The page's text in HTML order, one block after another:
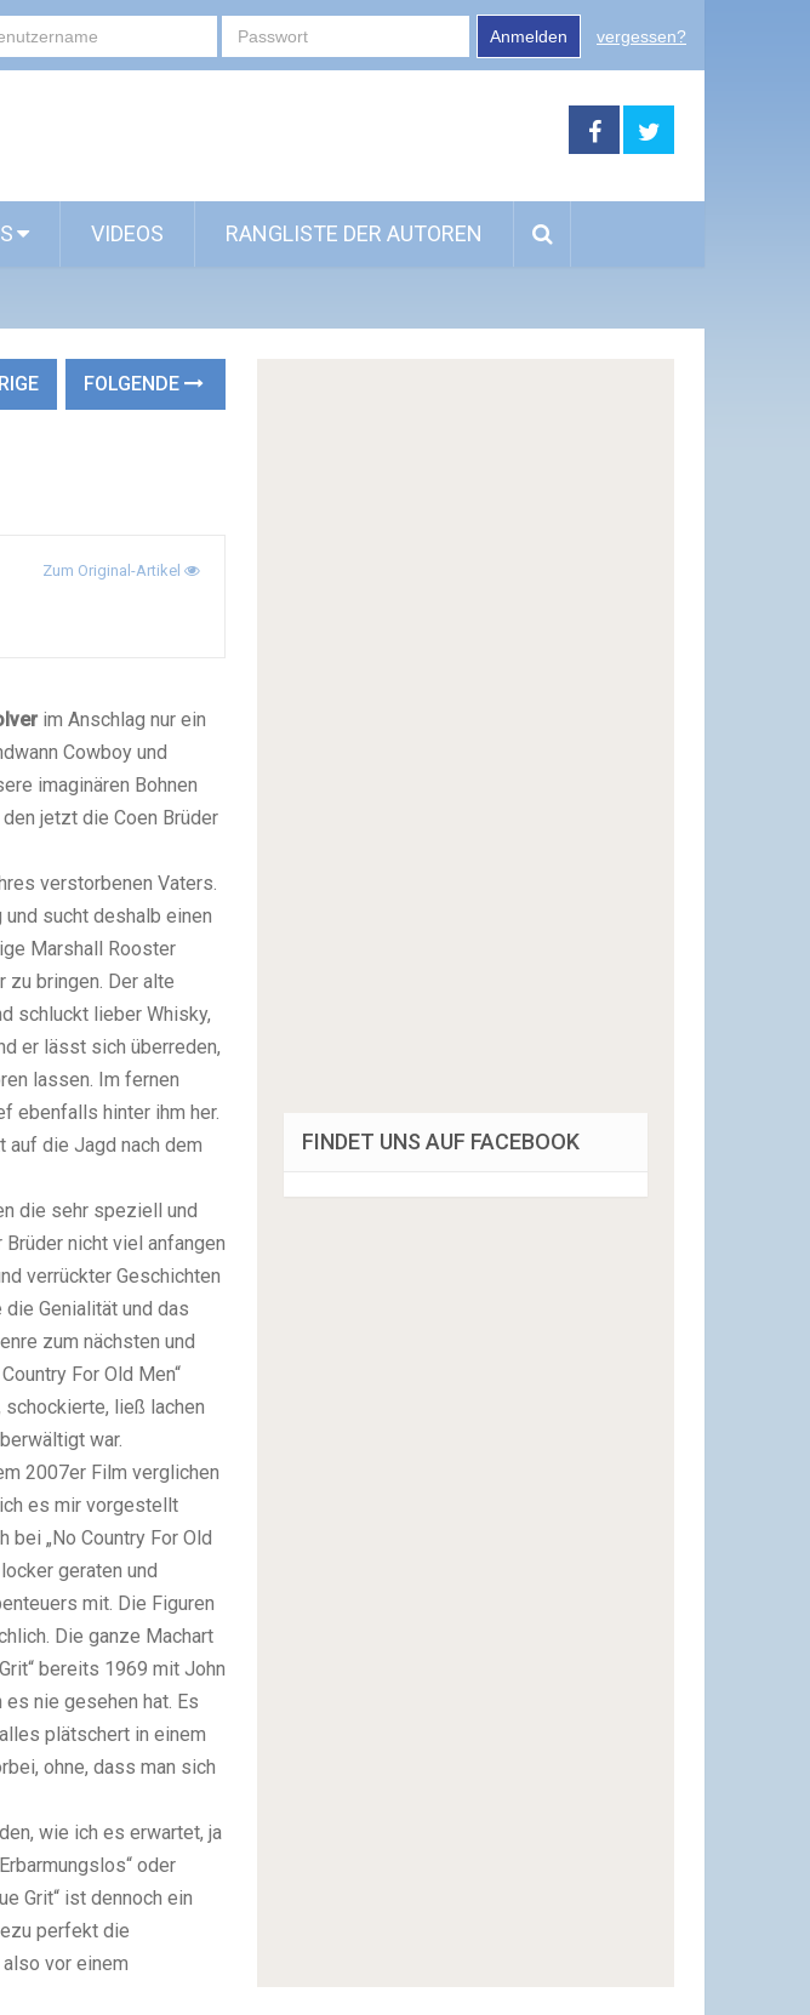
Anmelden vergessen?
VIDEOS RANGLISTE DER AUTOREN
FOLGENDE
Zum Original-Artikel
im Anschlag nur ein
Cowboy und
imaginären Bohnen
jetzt die Coen Brüder
verstorbenen Vaters.
sucht deshalb einen
Marshall Rooster
zu bringen. Der alte
schluckt lieber Whisky,
er lässt sich überreden,
lassen. Im fernen
ebenfalls hinter ihm her.
auf die Jagd nach dem
die sehr speziell und
nicht viel anfangen
verrückter Geschichten
Genialität und das
zum nächsten und
For Old Men“
schockierte, ließ lachen
war.
2007er Film verglichen
es mir vorgestellt
bei „No Country For Old
geraten und
mit. Die Figuren
Die ganze Machart
bereits 1969 mit John
nie gesehen hat. Es
plätschert in einem
ohne, dass man sich
wie ich es erwartet, ja
oder
Grit“ ist dennoch ein
perfekt die
vor einem
FINDET UNS AUF FACEBOOK